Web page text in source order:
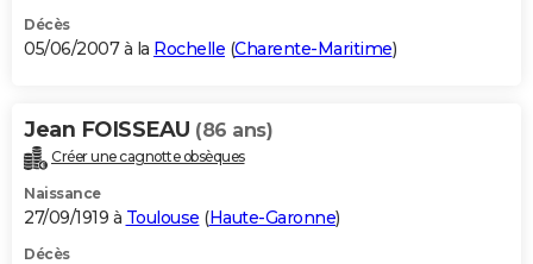
Décès
05/06/2007 à la Rochelle (Charente-Maritime)
Jean FOISSEAU (86 ans)
Créer une cagnotte obsèques
Naissance
27/09/1919 à Toulouse (Haute-Garonne)
Décès